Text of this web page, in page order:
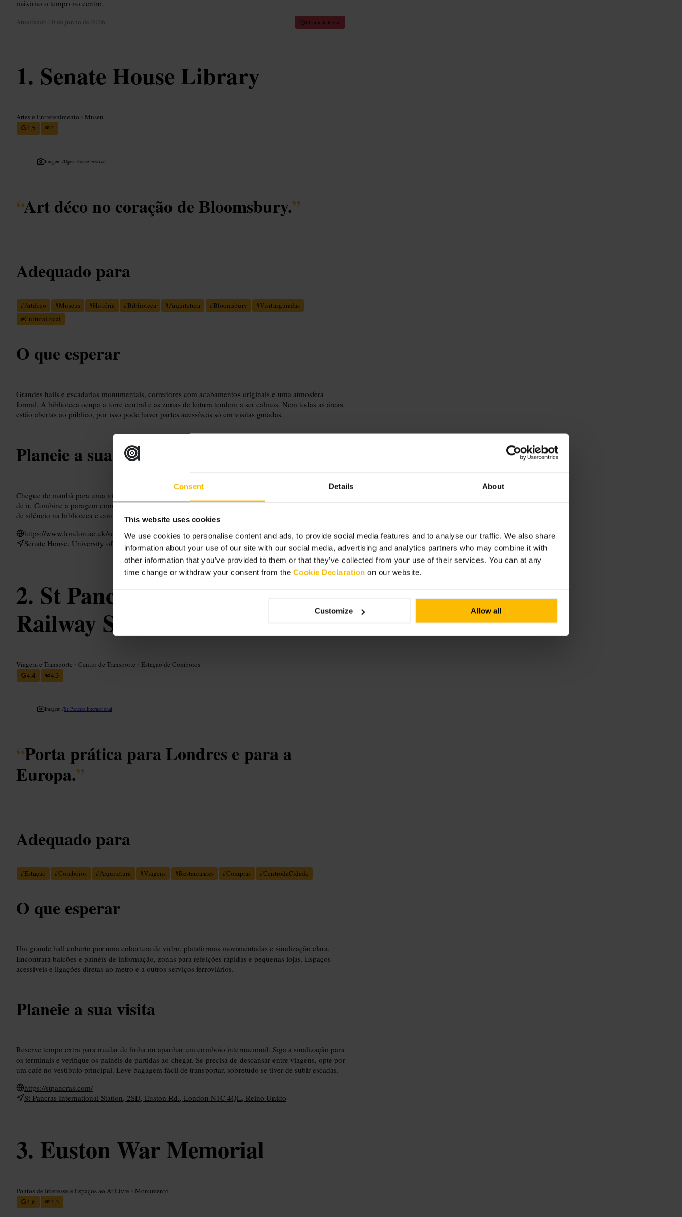
Consent Details About
This website uses cookies
We use cookies to personalise content and ads, to provide social media features and to analyse our traffic. We also share
information about your use of our site with our social media, advertising and analytics partners who may combine it with
other information that you’ve provided to them or that they’ve collected from your use of their services. You can at any
time change or withdraw your consent from the Cookie Declaration on our website.
Customize Allow all
máximo o tempo no centro.
Atualizado 10 de junho de 2026 11 min de leitura
Senate House Library
Artes e Entretenimento • Museu
4,5
4
Imagem /Open House Festival
“Art déco no coração de Bloomsbury.”
Adequado para
#Artdeco #Museus #História #Biblioteca #Arquitetura #Bloomsbury #Visitasguiadas
#CulturaLocal
O que esperar
Grandes halls e escadarias monumentais, corredores com acabamentos originais e uma atmosfera
formal. A biblioteca ocupa a torre central e as zonas de leitura tendem a ser calmas. Nem todas as áreas
estão abertas ao público, por isso pode haver partes acessíveis só em visitas guiadas.
Planeie a sua visita
Chegue de manhã para uma visita mais tranquila. Verifique a disponibilidade de visitas guiadas antes
de ir. Combine a paragem com um passeio por Bloomsbury e pelo British Museum. Respeite as áreas
de silêncio na biblioteca e confirme as regras de fotografia no interior.
https://www.london.ac.uk/senate-house-library
Senate House, University of, Malet St, London WC1E 7HU, UK
St Pancras International
Railway Station
Viagem e Transporte • Centro de Transporte • Estação de Comboios
4,4
4,3
Imagem /St Pancras International
“Porta prática para Londres e para a
Europa.”
Adequado para
#Estação #Comboios #Arquitetura #Viagens #Restaurantes #Compras #CentrodaCidade
O que esperar
Um grande hall coberto por uma cobertura de vidro, plataformas movimentadas e sinalização clara.
Encontrará balcões e painéis de informação, zonas para refeições rápidas e pequenas lojas. Espaços
acessíveis e ligações diretas ao metro e a outros serviços ferroviários.
Planeie a sua visita
Reserve tempo extra para mudar de linha ou apanhar um comboio internacional. Siga a sinalização para
os terminais e verifique os painéis de partidas ao chegar. Se precisa de descansar entre viagens, opte por
um café no vestíbulo principal. Leve bagagem fácil de transportar, sobretudo se tiver de subir escadas.
https://stpancras.com/
St Pancras International Station, 2SD, Euston Rd., London N1C 4QL, Reino Unido
Euston War Memorial
Pontos de Interesse e Espaços ao Ar Livre • Monumento
4,6
4,3